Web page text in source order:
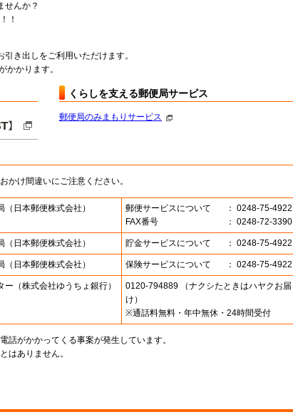
せんか？
！
き出しをご利用いただけます。
かかります。
くらしを支える郵便局サービス
郵便局のみまもりサービス
け間違いにご注意ください。
（日本郵便株式会社） 郵便サービスについて
： 0248-75-4922
FAX番号
： 0248-72-3390
（日本郵便株式会社） 貯金サービスについて ： 0248-75-4922
（日本郵便株式会社） 保険サービスについて ： 0248-75-4922
ー （株式会社ゆうちょ銀行）
0120-794889 （ナクシたときはハヤクお届
け）
※通話料無料・年中無休・24時間受付
話がかかってくる事案が発生しています。
はありません。